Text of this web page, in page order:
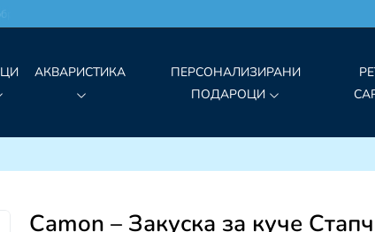
цени!
АКВАРИСТИКА
ПЕРСОНАЛИЗИРАНИ
ПОДАРОЦИ
Camon – Закуска за куче